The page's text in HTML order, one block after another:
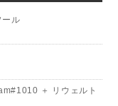
ール
＋ リウェルト